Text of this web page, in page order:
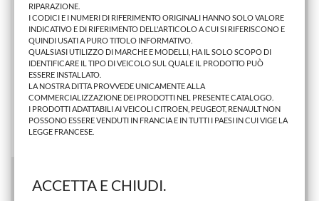
PARAFANGO ANTER.SX FI 126 PERSONAL
85,40 €
RIPARAZIONE.
I CODICI E I NUMERI DI RIFERIMENTO ORIGINALI HANNO SOLO VALORE
INDICATIVO E DI RIFERIMENTO DELL'ARTICOLO A CUI SI RIFERISCONO E
QUINDI USATI A PURO TITOLO INFORMATIVO.
QUALSIASI UTILIZZO DI MARCHE E MODELLI, HA IL SOLO SCOPO DI
IDENTIFICARE IL TIPO DI VEICOLO SUL QUALE IL PRODOTTO PUÒ
ESSERE INSTALLATO.
LA NOSTRA DITTA PROVVEDE UNICAMENTE ALLA
COMMERCIALIZZAZIONE DEI PRODOTTI NEL PRESENTE CATALOGO.
I PRODOTTI ADATTABILI AI VEICOLI CITROEN, PEUGEOT, RENAULT NON
POSSONO ESSERE VENDUTI IN FRANCIA E IN TUTTI I PAESI IN CUI VIGE LA
LEGGE FRANCESE.
ACCETTA E CHIUDI.